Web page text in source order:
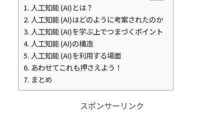
人工知能 (AI)とは？
人工知能 (AI)はどのように考案されたのか
人工知能 (AI)を学ぶ上でつまづくポイント
人工知能 (AI)の構造
人工知能 (AI)を利用する場面
あわせてこれも押さえよう！
まとめ
スポンサーリンク